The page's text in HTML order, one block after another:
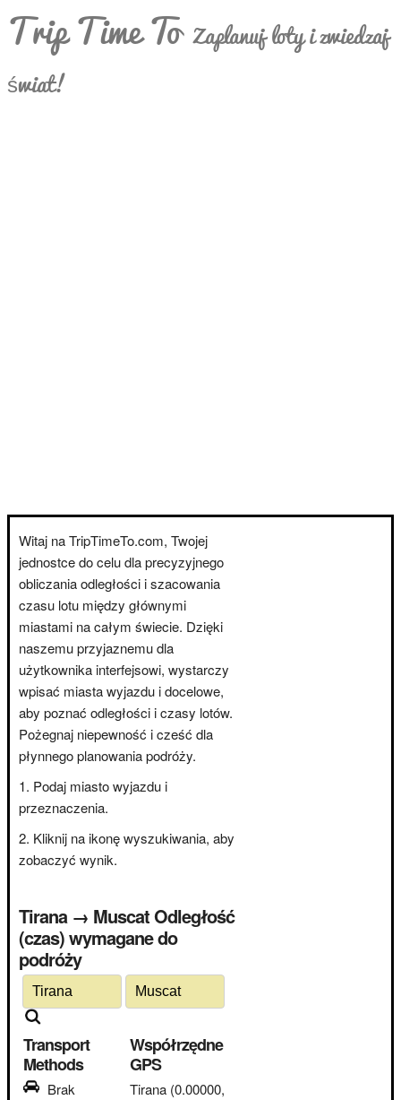
Trip Time To Zaplanuj loty i zwiedzaj
świat!
Witaj na TripTimeTo.com, Twojej
jednostce do celu dla precyzyjnego
obliczania odległości i szacowania
czasu lotu między głównymi
miastami na całym świecie. Dzięki
naszemu przyjaznemu dla
użytkownika interfejsowi, wystarczy
wpisać miasta wyjazdu i docelowe,
aby poznać odległości i czasy lotów.
Pożegnaj niepewność i cześć dla
płynnego planowania podróży.
Podaj miasto wyjazdu i
przeznaczenia.
Kliknij na ikonę wyszukiwania, aby
zobaczyć wynik.
Tirana → Muscat Odległość
(czas) wymagane do
podróży
Transport
Methods
Brak
Współrzędne
GPS
Tirana (0.00000,